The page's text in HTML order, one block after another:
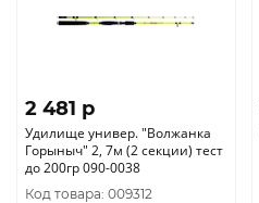
2 481 p
Удилище универ. "Волжанка
Горыныч" 2, 7м (2 секции) тест
до 200гр 090-0038
Код товара: 009312